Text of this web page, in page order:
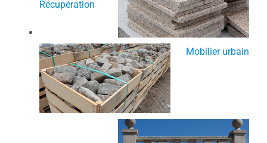
Récupération
Mobilier urbain